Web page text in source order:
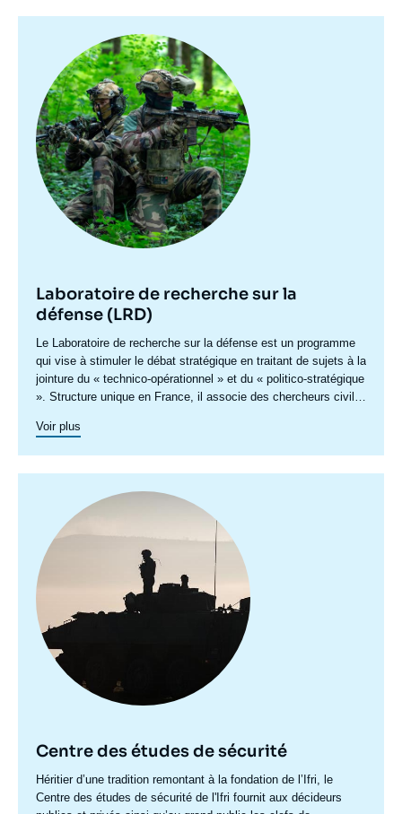
principale
Laboratoire de recherche sur la
défense (LRD)
Accroche
centre
Le Laboratoire de recherche sur la défense est un programme
qui vise à stimuler le débat stratégique en traitant de sujets à la
jointure du « technico-opérationnel » et du « politico-stratégique
». Structure unique en France, il associe des chercheurs civils
pour produire des travaux portant sur les politiques de défense,
Voir plus
principale
Centre des études de sécurité
Accroche
centre
Héritier d’une tradition remontant à la fondation de l’Ifri, le
Centre des études de sécurité de l'Ifri fournit aux décideurs